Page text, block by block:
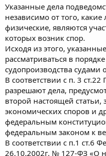
Указанные дела
независимо от того,
физические, являются
которых возник спор.
Исходя из этого,
рассматриваться в
судопроизводства
В соответствии с п. 3
разрешают дела,
второй настоящей
экономических споров и
федеральным
федеральным законом к
В соответствии с п.1 ст.6
26.10.2002г. № 127-ФЗ «О